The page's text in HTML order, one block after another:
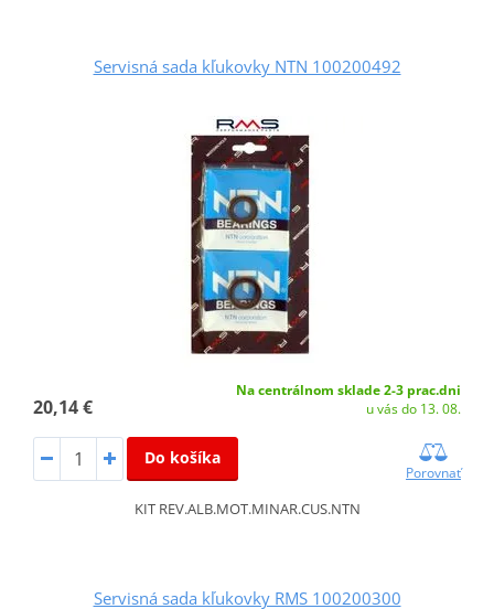
Servisná sada kľukovky NTN 100200492
20,14 €
Na centrálnom sklade 2-3 prac.dni
u vás do 13. 08.
Do košíka
Porovnať
KIT REV.ALB.MOT.MINAR.CUS.NTN
Servisná sada kľukovky RMS 100200300